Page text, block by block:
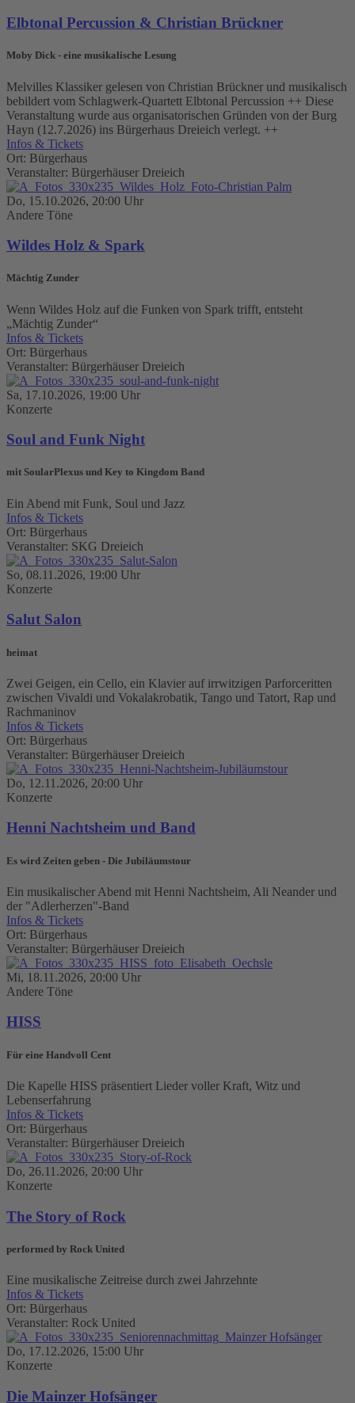
Elbtonal Percussion & Christian Brückner
Moby Dick - eine musikalische Lesung
Melvilles Klassiker gelesen von Christian Brückner und musikalisch
bebildert vom Schlagwerk-Quartett Elbtonal Percussion ++ Diese
Veranstaltung wurde aus organisatorischen Gründen von der Burg
Hayn (12.7.2026) ins Bürgerhaus Dreieich verlegt. ++
Infos & Tickets
Ort: Bürgerhaus
Veranstalter: Bürgerhäuser Dreieich
Do, 15.10.2026, 20:00 Uhr
Andere Töne
Wildes Holz & Spark
Mächtig Zunder
Wenn Wildes Holz auf die Funken von Spark trifft, entsteht
„Mächtig Zunder“
Infos & Tickets
Ort: Bürgerhaus
Veranstalter: Bürgerhäuser Dreieich
Sa, 17.10.2026, 19:00 Uhr
Konzerte
Soul and Funk Night
mit SoularPlexus und Key to Kingdom Band
Ein Abend mit Funk, Soul und Jazz
Infos & Tickets
Ort: Bürgerhaus
Veranstalter: SKG Dreieich
So, 08.11.2026, 19:00 Uhr
Konzerte
Salut Salon
heimat
Zwei Geigen, ein Cello, ein Klavier auf irrwitzigen Parforceritten
zwischen Vivaldi und Vokalakrobatik, Tango und Tatort, Rap und
Rachmaninov
Infos & Tickets
Ort: Bürgerhaus
Veranstalter: Bürgerhäuser Dreieich
Do, 12.11.2026, 20:00 Uhr
Konzerte
Henni Nachtsheim und Band
Es wird Zeiten geben - Die Jubiläumstour
Ein musikalischer Abend mit Henni Nachtsheim, Ali Neander und
der "Adlerherzen"-Band
Infos & Tickets
Ort: Bürgerhaus
Veranstalter: Bürgerhäuser Dreieich
Mi, 18.11.2026, 20:00 Uhr
Andere Töne
HISS
Für eine Handvoll Cent
Die Kapelle HISS präsentiert Lieder voller Kraft, Witz und
Lebenserfahrung
Infos & Tickets
Ort: Bürgerhaus
Veranstalter: Bürgerhäuser Dreieich
Do, 26.11.2026, 20:00 Uhr
Konzerte
The Story of Rock
performed by Rock United
Eine musikalische Zeitreise durch zwei Jahrzehnte
Infos & Tickets
Ort: Bürgerhaus
Veranstalter: Rock United
Do, 17.12.2026, 15:00 Uhr
Konzerte
Die Mainzer Hofsänger